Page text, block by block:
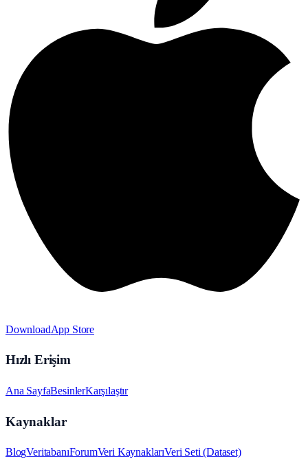
DownloadApp Store
Hızlı Erişim
Ana SayfaBesinlerKarşılaştır
Kaynaklar
BlogVeritabanıForumVeri KaynaklarıVeri Seti (Dataset)